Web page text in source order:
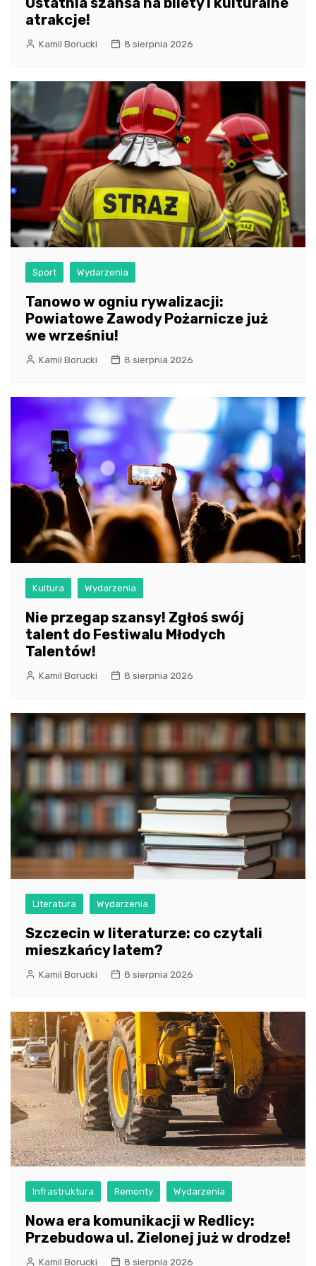
atrakcje!
Kamil Borucki 8 sierpnia 2026
Sport Wydarzenia
Tanowo w ogniu rywalizacji:
Powiatowe Zawody Pożarnicze już
we wrześniu!
Kamil Borucki 8 sierpnia 2026
Kultura Wydarzenia
Nie przegap szansy! Zgłoś swój
talent do Festiwalu Młodych
Talentów!
Kamil Borucki 8 sierpnia 2026
Literatura Wydarzenia
Szczecin w literaturze: co czytali
mieszkańcy latem?
Kamil Borucki 8 sierpnia 2026
Infrastruktura Remonty Wydarzenia
Nowa era komunikacji w Redlicy:
Przebudowa ul. Zielonej już w drodze!
Kamil Borucki 8 sierpnia 2026